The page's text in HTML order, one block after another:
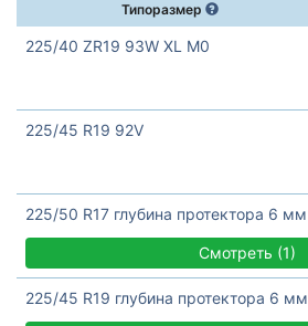
Типоразмер
225/40 ZR19 93W XL M0
225/45 R19 92V
225/50 R17 глубина протектора 6 мм
Смотреть (1)
225/45 R19 глубина протектора 6 мм